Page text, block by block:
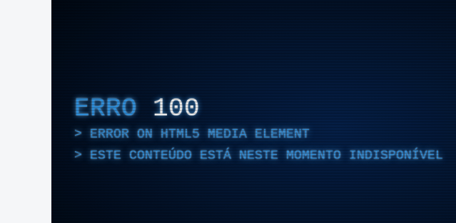
ERRO 100
ERROR ON HTML5 MEDIA ELEMENT
ESTE CONTEÚDO ESTÁ NESTE MOMENTO INDISPONÍVEL